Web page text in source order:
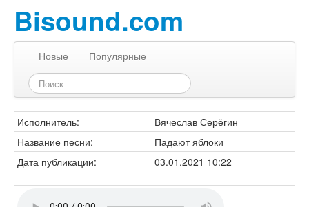
Bisound.com
Новые Популярные
Исполнитель:
Вячеслав Серёгин
Название песни:
Падают яблоки
Дата публикации:
03.01.2021 10:22